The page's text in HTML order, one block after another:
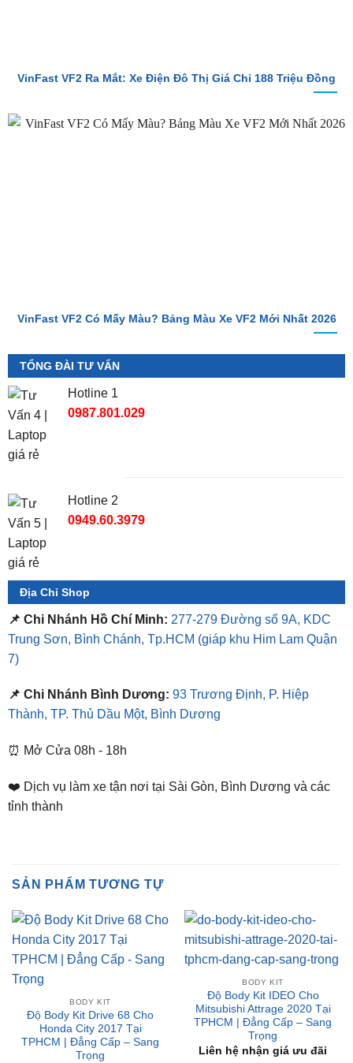
VinFast VF2 Ra Mắt: Xe Điện Đô Thị Giá Chỉ 188 Triệu Đồng
VinFast VF2 Có Mấy Màu? Bảng Màu Xe VF2 Mới Nhất 2026
TỔNG ĐÀI TƯ VẤN
Hotline 1
0987.801.029
Hotline 2
0949.60.3979
Địa Chỉ Shop
📌 Chi Nhánh Hồ Chí Minh: 277-279 Đường số 9A, KDC
Trung Sơn, Bình Chánh, Tp.HCM (giáp khu Him Lam Quận
7)
📌 Chi Nhánh Bình Dương: 93 Trương Định, P. Hiệp
Thành, TP. Thủ Dầu Một, Bình Dương
⏰ Mở Cửa 08h - 18h
❤️ Dịch vụ làm xe tận nơi tại Sài Gòn, Bình Dương và các
tỉnh thành
SẢN PHẨM TƯƠNG TỰ
BODY KIT
Độ Body Kit Drive 68 Cho
Honda City 2017 Tại
TPHCM | Đẳng Cấp – Sang
Trọng
BODY KIT
Độ Body Kit IDEO Cho
Mitsubishi Attrage 2020 Tại
TPHCM | Đẳng Cấp – Sang
Trọng
Liên hệ nhận giá ưu đãi